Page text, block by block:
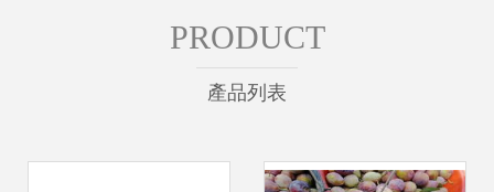
PRODUCT
產品列表